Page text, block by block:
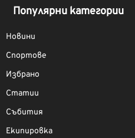
Популярни категории
Новини
Спортове
Избрано
Статии
Събития
Екипировка